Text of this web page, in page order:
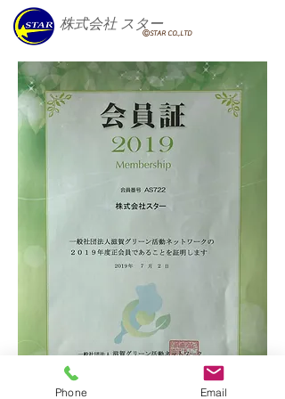
株式会社 スター
ⒸSTAR CO.,LTD
Phone Email